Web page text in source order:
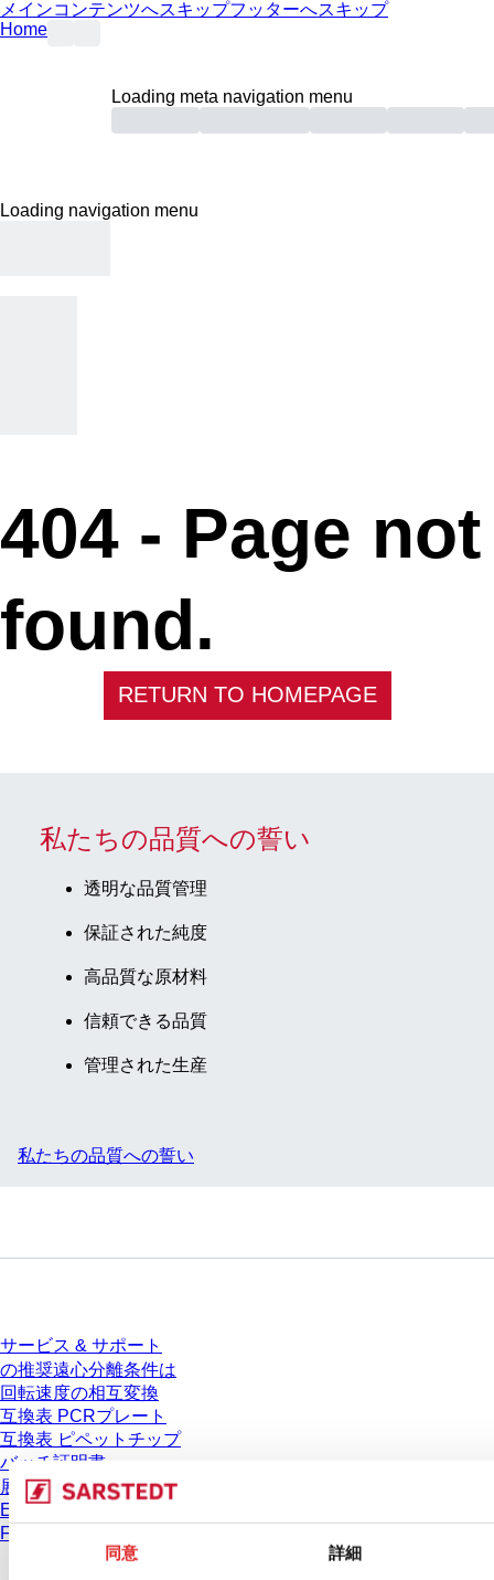
同意 詳細
メインコンテンツへスキップフッターへスキップ
Home
Loading meta navigation menu
Loading navigation menu
404 - Page not
found.
RETURN TO HOMEPAGE
私たちの品質への誓い
透明な品質管理
保証された純度
高品質な原材料
信頼できる品質
管理された生産
私たちの品質への誓い
サービス & サポート
の推奨遠心分離条件は
回転速度の相互変換
互換表 PCRプレート
互換表 ピペットチップ
バッチ証明書
展示会 & 学会
Eラーニング
FAQ